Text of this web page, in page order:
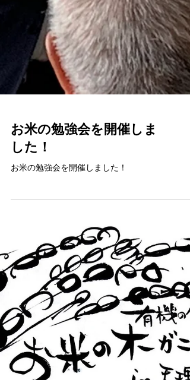
お米の勉強会を開催しま
した！
お米の勉強会を開催しました！